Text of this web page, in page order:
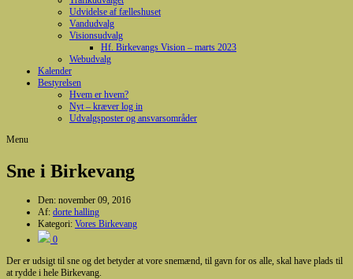
Udvidelse af fælleshuset
Vandudvalg
Visionsudvalg
Hf. Birkevangs Vision – marts 2023
Webudvalg
Kalender
Bestyrelsen
Hvem er hvem?
Nyt – kræver log in
Udvalgsposter og ansvarsområder
Menu
Sne i Birkevang
Den: november 09, 2016
Af: dorte halling
Kategori: Vores Birkevang
0
Der er udsigt til sne og det betyder at vore snemænd, til gavn for os alle, skal have plads til
at rydde i hele Birkevang.